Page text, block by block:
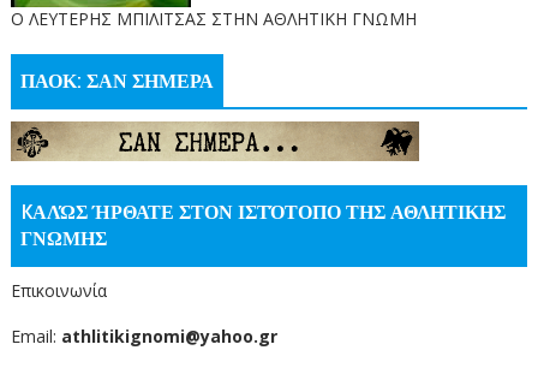
O ΛΕΥΤΕΡΗΣ ΜΠΙΛΙΤΣΑΣ ΣΤΗΝ ΑΘΛΗΤΙΚΗ ΓΝΩΜΗ
ΠΑΟΚ: ΣΑΝ ΣΗΜΕΡΑ
KΑΛΏΣ ΉΡΘΑΤΕ ΣΤΟΝ ΙΣΤΌΤΟΠΟ ΤΗΣ ΑΘΛΗΤΙΚΗΣ
ΓΝΩΜΗΣ
Επικοινωνία
Email: athlitikignomi@yahoo.gr